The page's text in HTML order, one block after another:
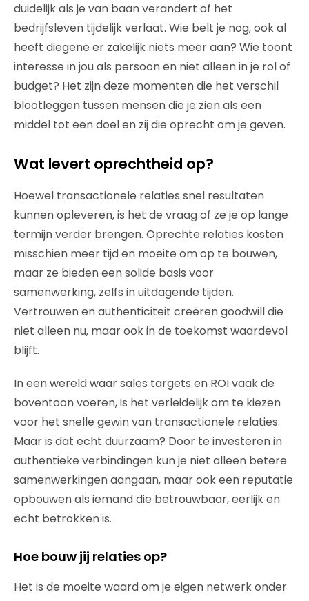
duidelijk als je van baan verandert of het
bedrijfsleven tijdelijk verlaat. Wie belt je nog, ook al
heeft diegene er zakelijk niets meer aan? Wie toont
interesse in jou als persoon en niet alleen in je rol of
budget? Het zijn deze momenten die het verschil
blootleggen tussen mensen die je zien als een
middel tot een doel en zij die oprecht om je geven.
Wat levert oprechtheid op?
Hoewel transactionele relaties snel resultaten
kunnen opleveren, is het de vraag of ze je op lange
termijn verder brengen. Oprechte relaties kosten
misschien meer tijd en moeite om op te bouwen,
maar ze bieden een solide basis voor
samenwerking, zelfs in uitdagende tijden.
Vertrouwen en authenticiteit creëren goodwill die
niet alleen nu, maar ook in de toekomst waardevol
blijft.
In een wereld waar sales targets en ROI vaak de
boventoon voeren, is het verleidelijk om te kiezen
voor het snelle gewin van transactionele relaties.
Maar is dat echt duurzaam? Door te investeren in
authentieke verbindingen kun je niet alleen betere
samenwerkingen aangaan, maar ook een reputatie
opbouwen als iemand die betrouwbaar, eerlijk en
echt betrokken is.
Hoe bouw jij relaties op?
Het is de moeite waard om je eigen netwerk onder